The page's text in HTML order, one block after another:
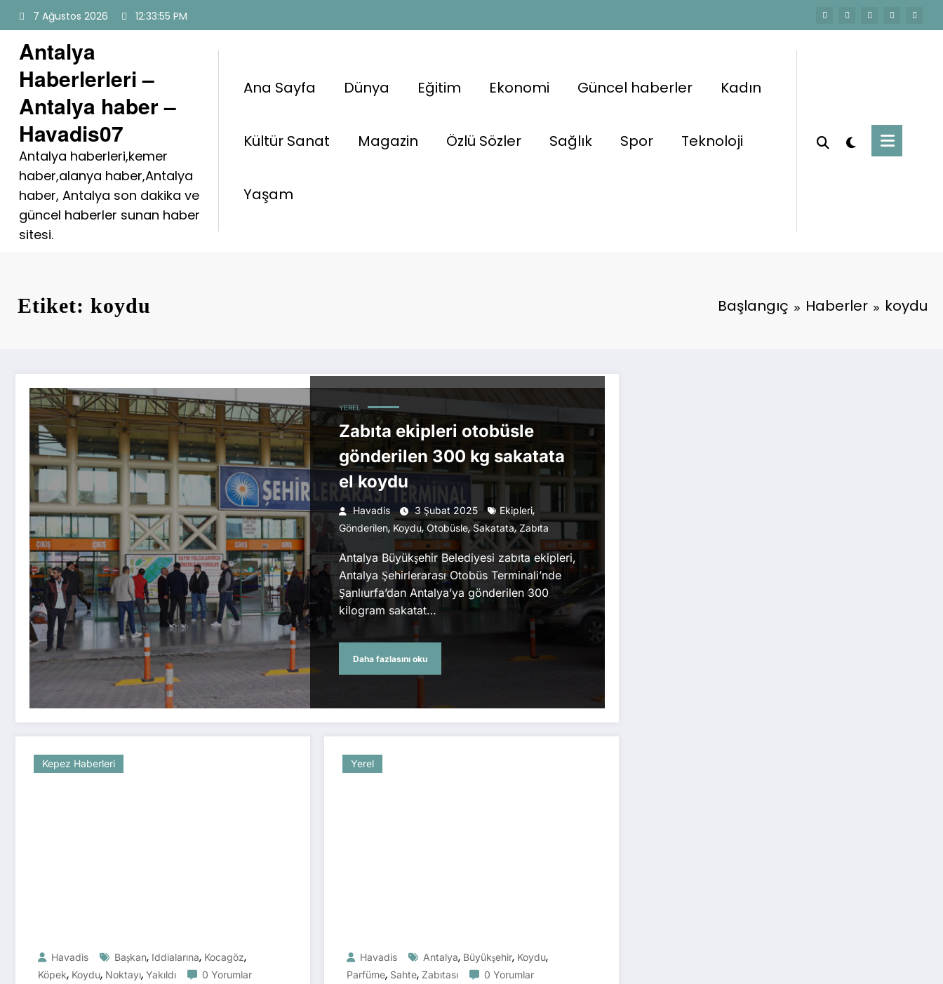
İçeriğe7 Ağustos 2026 12:33:56 PM
Antalya
Haberlerleri –
Antalya haber –
Havadis07
Antalya haberleri,kemer
haber,alanya haber,Antalya
haber, Antalya son dakika ve
güncel haberler sunan haber
sitesi.
Ana Sayfa Dünya Eğitim Ekonomi Güncel haberler Kadın
Kültür Sanat Magazin Özlü Sözler Sağlık Spor Teknoloji
Yaşam
Etiket: koydu Başlangıç Haberler koydu
YEREL
Zabıta ekipleri otobüsle
gönderilen 300 kg sakatata
el koydu
Havadis 3 Şubat 2025 Ekipleri,
Gönderilen, Koydu, Otobüsle,Sakatata,Zabıta
Antalya Büyükşehir Belediyesi zabıta ekipleri,
Antalya Şehirlerarası Otobüs Terminali’nde
Şanlıurfa’dan Antalya’ya gönderilen 300
kilogram sakatat…
Daha fazlasını oku
Kepez Haberleri
Havadis Başkan, Iddialarına, Kocagöz,
Köpek, Koydu, Noktayı, Yakıldı 0 Yorumlar
Yerel
Havadis Antalya, Büyükşehir, Koydu,
Parfüme, Sahte, Zabıtası 0 Yorumlar